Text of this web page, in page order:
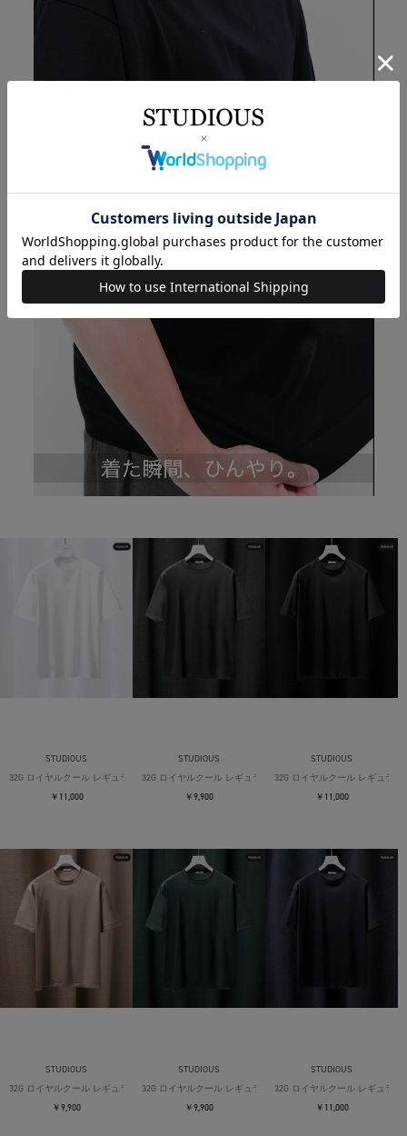
STUDIOUS
32G ロイヤルクール レギュラーTシャツ
￥11,000
STUDIOUS
32G ロイヤルクール レギュラーTシャツ
￥9,900
STUDIOUS
32G ロイヤルクール レギュラー
￥11,000
STUDIOUS
32G ロイヤルクール レギュラーTシャツ
￥9,900
STUDIOUS
32G ロイヤルクール レギュラーTシャツ
￥9,900
STUDIOUS
32G ロイヤルクール レギュラー
￥11,000